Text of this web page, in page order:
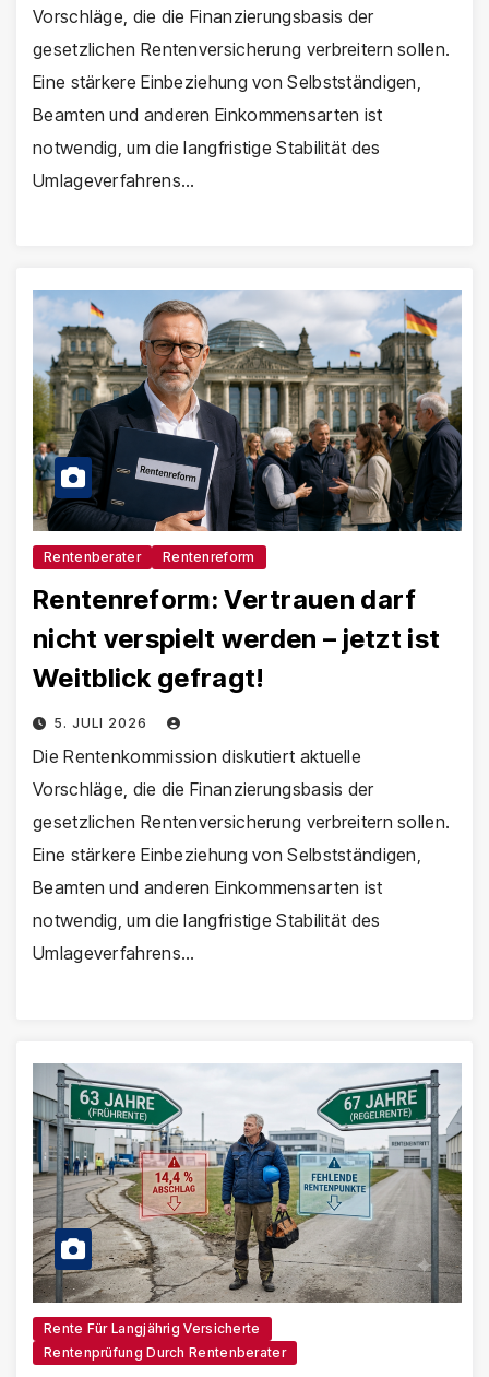
Vorschläge, die die Finanzierungsbasis der
gesetzlichen Rentenversicherung verbreitern sollen.
Eine stärkere Einbeziehung von Selbstständigen,
Beamten und anderen Einkommensarten ist
notwendig, um die langfristige Stabilität des
Umlageverfahrens…
Rentenberater Rentenreform
Rentenreform: Vertrauen darf
nicht verspielt werden – jetzt ist
Weitblick gefragt!
5. JULI 2026
Die Rentenkommission diskutiert aktuelle
Vorschläge, die die Finanzierungsbasis der
gesetzlichen Rentenversicherung verbreitern sollen.
Eine stärkere Einbeziehung von Selbstständigen,
Beamten und anderen Einkommensarten ist
notwendig, um die langfristige Stabilität des
Umlageverfahrens…
Rente Für Langjährig Versicherte
Rentenprüfung Durch Rentenberater